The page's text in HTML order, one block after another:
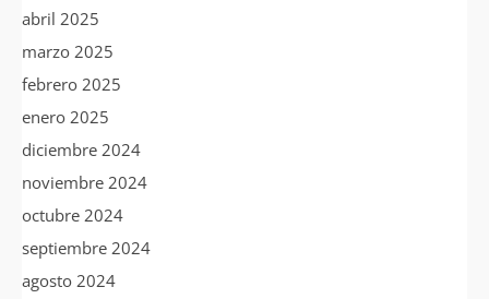
abril 2025
marzo 2025
febrero 2025
enero 2025
diciembre 2024
noviembre 2024
octubre 2024
septiembre 2024
agosto 2024